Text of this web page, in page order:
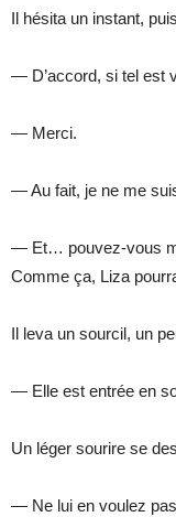
Il hésita un instant,
— D’accord, si tel est
— Merci.
— Au fait, je ne me
— Et… pouvez-vous
Comme ça, Liza
Il leva un sourcil, un
— Elle est entrée en
Un léger sourire se
— Ne lui en voulez